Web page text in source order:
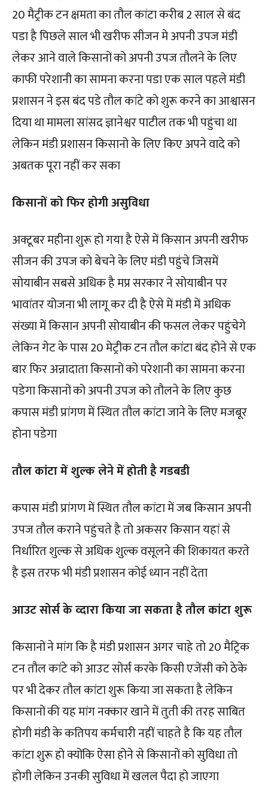
20 मैट्रीक टन क्षमता का तौल कांटा करीब 2 साल से बंद
पडा है पिछले साल भी खरीफ सीजन मे अपनी उपज मंडी
लेकर आने वाले किसानों को अपनी उपज तौलने के लिए
काफी परेशानी का सामना करना पडा एक साल पहले मंडी
प्रशासन ने इस बंद पडे तौल कांटे को शुरू करने का आश्वासन
दिया था मामला सांसद ज्ञानेश्वर पाटील तक भी पहुंचा था
लेकिन मंडी प्रशासन किसानो के लिए किए अपने वादे को
अबतक पूरा नहीं कर सका
किसानों को फिर होगी असुविधा
अक्टूबर महीना शुरू हो गया है ऐसे में किसान अपनी खरीफ
सीजन की उपज को बेचने के लिए मंडी पहुंचे जिसमें
सोयाबीन सबसे अधिक है मप्र सरकार ने सोयाबीन पर
भावांतर योजना भी लागू कर दी है ऐसे में मंडी में अधिक
संख्या में किसान अपनी सोयाबीन की फसल लेकर पहुंचेगे
लेकिन गेट के पास 20 मेट्रीक टन तौल कांटा बंद होने से एक
बार फिर अन्नादाता किसानों को परेशानी का सामना करना
पडेगा किसानों को अपनी उपज को तौलने के लिए कुछ
कपास मंडी प्रांगण में स्थित तौल कांटा जाने के लिए मजबूर
होना पडेगा
तौल कांटा में शुल्क लेने में होती है गडबडी
कपास मंडी प्रांगण में स्थित तौल कांटा में जब किसान अपनी
उपज तौल कराने पहुंचते है तो अकसर किसान यहां से
निर्धारित शुल्क से अधिक शुल्क वसूलने की शिकायत करते
है इस तरफ भी मंडी प्रशासन कोई ध्यान नहीं देता
आउट सोर्स के व्दारा किया जा सकता है तौल कांटा शुरू
किसानों ने मांग कि है मंडी प्रशासन अगर चाहे तो 20 मैट्रिक
टन तौल कांटे को आउट सोर्स करके किसी एजेंसी को ठेके
पर भी देकर तौल कांटा शुरू किया जा सकता है लेकिन
किसानों की यह मांग नक्कार खाने में तुती की तरह साबित
होगी मंडी के कतिपय कर्मचारी नहीं चाहते है कि यह तौल
कांटा शुरू हो क्योंकि ऐसा होने से किसानों को सुविधा तो
होगी लेकिन उनकी सुविधा में खलल पैदा हो जाएगा